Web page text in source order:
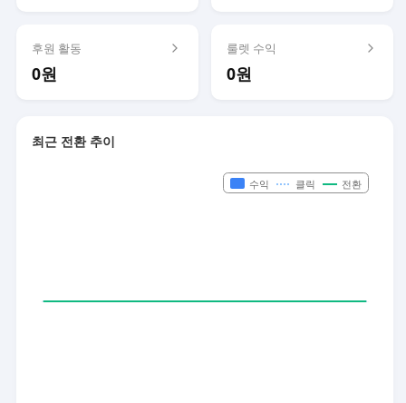
후원 활동
0원
룰렛 수익
0원
최근 전환 추이